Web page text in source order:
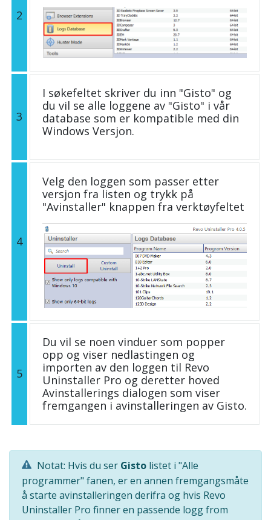
2
3
I søkefeltet skriver du inn "Gisto" og
du vil se alle loggene av "Gisto" i vår
database som er kompatible med din
Windows Versjon.
4
Velg den loggen som passer etter
versjon fra listen og trykk på
"Avinstaller" knappen fra verktøyfeltet
5
Du vil se noen vinduer som popper
opp og viser nedlastingen og
importen av den loggen til Revo
Uninstaller Pro og deretter hoved
Avinstallerings dialogen som viser
fremgangen i avinstalleringen av Gisto.
Notat: Hvis du ser Gisto listet i "Alle
programmer" fanen, er en annen fremgangsmåte
å starte avinstalleringen derifra og hvis Revo
Uninstaller Pro finner en passende logg from